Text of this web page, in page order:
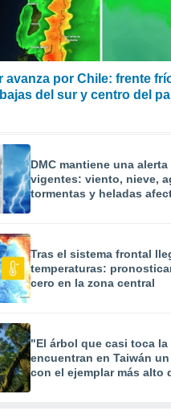
avanza por Chile: frente
del sur y centro del
DMC mantiene una
vigentes: viento, nieve,
tormentas y heladas
Tras el sistema frontal
temperaturas:
cero en la zona central
"El árbol que casi toca
encuentran en Taiwán
con el ejemplar más alto